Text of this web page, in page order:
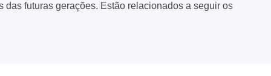
futuras gerações. Estão relacionados a seguir os